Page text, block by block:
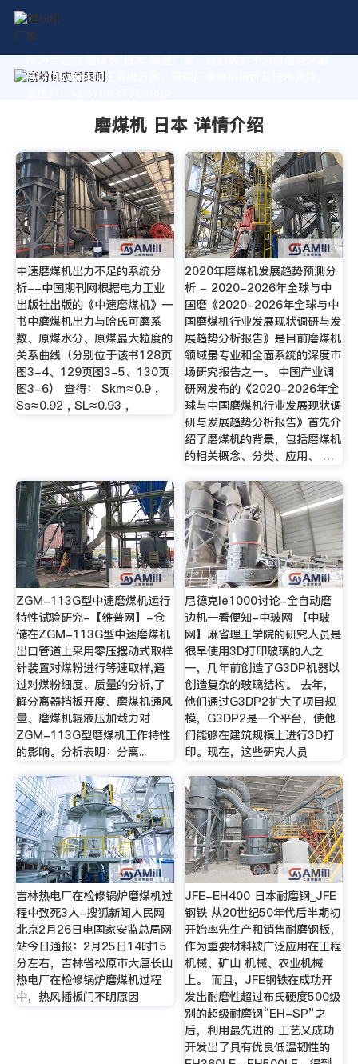
作为专业的 磨煤机 日本 制造厂家，我们致力于为您量身定制
高价值的粉体加工系统方案。获取厂家直销报价及技术支持，
磨煤机 日本 详情介绍
中速磨煤机出力不足的系统分
析--中国期刊网根据电力工业
出版社出版的《中速磨煤机》一
书中磨煤机出力与哈氏可磨系
数、原煤水分、原煤最大粒度的
关系曲线（分别位于该书128页
图3-4、129页图3-5、130页
图3-6） 查得： Skm≈0.9 ,
Ss≈0.92 , SL≈0.93 ,
2020年磨煤机发展趋势预测分
析 - 2020-2026年全球与中
国磨《2020-2026年全球与中
国磨煤机行业发展现状调研与发
展趋势分析报告》是目前磨煤机
领域最专业和全面系统的深度市
场研究报告之一。 中国产业调
研网发布的《2020-2026年全
球与中国磨煤机行业发展现状调
研与发展趋势分析报告》首先介
绍了磨煤机的背景，包括磨煤机
的相关概念、分类、应用、 …
ZGM-113G型中速磨煤机运行
特性试验研究-【维普网】-仓
储在ZGM-113G型中速磨煤机
出口管道上采用零压摆动式取样
针装置对煤粉进行等速取样,通
过对煤粉细度、质量的分析,了
解分离器挡板开度、磨煤机通风
量、磨煤机辊液压加载力对
ZGM-113G型磨煤机工作特性
的影响。分析表明：分离...
尼德克le1000讨论-全自动磨
边机一看便知-中玻网 【中玻
网】麻省理工学院的研究人员是
很早使用3D打印玻璃的人之
一，几年前创造了G3DP机器以
创造复杂的玻璃结构。 去年，
他们通过G3DP2扩大了项目规
模，G3DP2是一个平台，使他
们能够在建筑规模上进行3D打
印。现在，这些研究人员
吉林热电厂在检修锅炉磨煤机过
程中致死3人-搜狐新闻人民网
北京2月26日电国家安监总局网
站今日通报：2月25日14时15
分左右，吉林省松原市大唐长山
热电厂在检修锅炉磨煤机过程
中，热风插板门不明原因
JFE-EH400 日本耐磨钢_JFE
钢铁 从20世纪50年代后半期初
开始率先生产和销售耐磨钢板，
作为重要材料被广泛应用在工程
机械、矿山 机械、农业机械
上。 而且，JFE钢铁在成功开
发出耐磨性超过布氏硬度500级
别的超级耐磨钢“EH-SP”之
后，利用最先进的 工艺又成功
开发出了具有优良低温韧性的